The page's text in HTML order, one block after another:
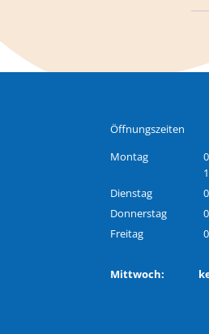
Familienzentrum Wabern
Öffnungszeiten
Montag
Dienstag
Donnerstag
Freitag
Mittwoch: